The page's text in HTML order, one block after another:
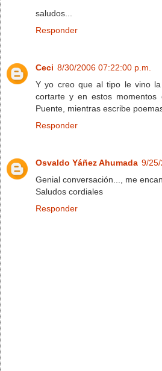
saludos...
Responder
Ceci 8/30/2006 07:22:00 p.m.
Y yo creo que al tipo le vino
cortarte y en estos momentos
Puente, mientras escribe
Responder
Osvaldo Yáñez Ahumada 9/25/
Genial conversación..., me
Saludos cordiales
Responder